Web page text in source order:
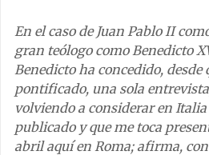
En el caso de Juan Pablo II
gran teólogo como Benedicto
Benedicto ha concedido, desde
pontificado, una sola
volviendo a considerar en
publicado y que me toca
abril aquí en Roma; afirma,